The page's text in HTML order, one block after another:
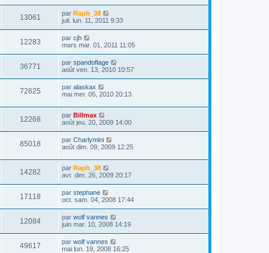
13061 par Raph_38
juil. lun. 11, 2011 9:33
12283 par cjh
mars mar. 01, 2011 11:05
36771 par spandoflage
août ven. 13, 2010 10:57
72625 par alaskax
mai mer. 05, 2010 20:13
12268 par Billmax
août jeu. 20, 2009 14:00
85018 par Charlymini
août dim. 09, 2009 12:25
14282 par Raph_38
avr. dim. 26, 2009 20:17
17118 par stephane
oct. sam. 04, 2008 17:44
12084 par wolf vannes
juin mar. 10, 2008 14:19
49617 par wolf vannes
mai lun. 19, 2008 16:25